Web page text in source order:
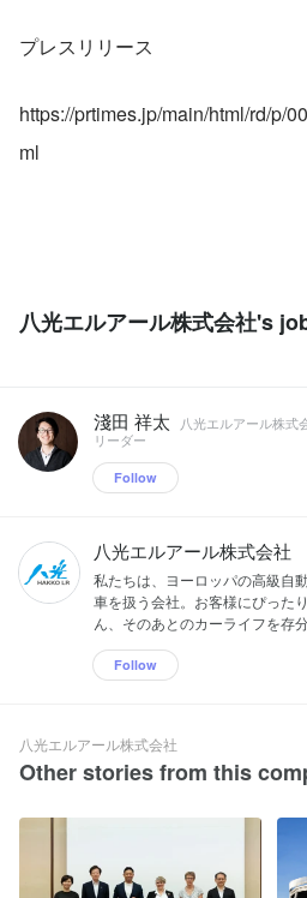
プレスリリース
https://prtimes.jp/main/html/rd/p/
ml
八光エルアール株式会社's
淺田 祥太
八光エルアール株
リーダー
Follow
八光エルアール株式会社
私たちは、ヨーロッパの高級自
車を扱う会社。お客様にぴった
ん、そのあとのカーライフを存
Follow
八光エルアール株式会社
Other stories from this